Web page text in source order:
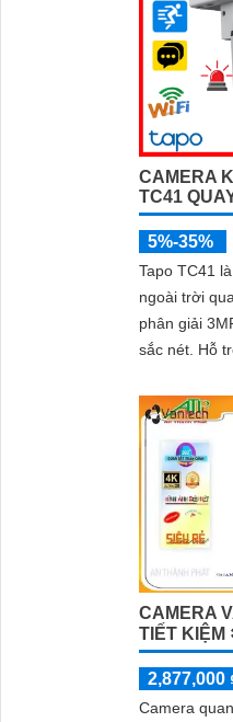
quan trọng
CAMERA
TC41
5%-35%
Tapo TC41
ngoài trời
phân giải
sắc nét. Hỗ trợ quan sát ban đêm có
đàm thoại 2
thoải mái
512GB
CAMERA
TIẾT KIỆM
2,877,000
Camera